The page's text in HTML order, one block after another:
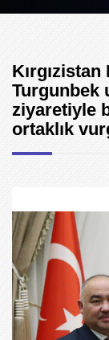
Turgunbek
ziyaretiyle
ortaklık